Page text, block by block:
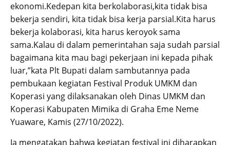
ekonomi.Kedepan kita berkolaborasi,kita tidak bisa
bekerja sendiri, kita tidak bisa kerja parsial.Kita harus
bekerja kolaborasi, kita harus keroyok sama
sama.Kalau di dalam pemerintahan saja sudah parsial
bagaimana kita mau bagi pekerjaan ini kepada pihak
luar,”kata Plt Bupati dalam sambutannya pada
pembukaan kegiatan Festival Produk UMKM dan
Koperasi yang dilaksanakan oleh Dinas UMKM dan
Koperasi Kabupaten Mimika di Graha Eme Neme
Yuaware, Kamis (27/10/2022).
Ia mengatakan bahwa kegiatan festival ini diharapkan